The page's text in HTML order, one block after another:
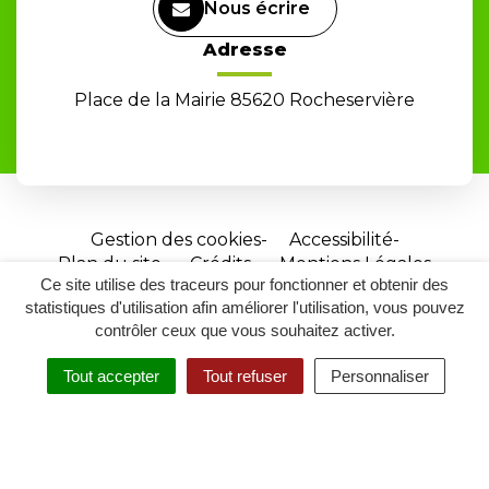
Ce site utilise des traceurs pour fonctionner et obtenir des
statistiques d'utilisation afin améliorer l'utilisation, vous pouvez
contrôler ceux que vous souhaitez activer.
Tout accepter Tout refuser Personnaliser
RECHERCHER
ACCESSIBILITÉ
Nous écrire
Adresse
Place de la Mairie 85620 Rocheservière
Gestion des cookies
Accessibilité
Plan du site
Crédits
Mentions Légales
Site
réalisé
par
Inovagora